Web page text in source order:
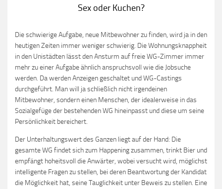
Sex oder Kuchen?
Die schwierige Aufgabe, neue Mitbewohner zu finden, wird ja in den
heutigen Zeiten immer weniger schwierig. Die Wohnungsknappheit
in den Unistädten lässt den Ansturm auf freie WG-Zimmer immer
mehr zu einer Aufgabe ähnlich anspruchsvoll wie die Jobsuche
werden. Da werden Anzeigen geschaltet und WG-Castings
durchgeführt. Man will ja schließlich nicht irgendeinen
Mitbewohner, sondern einen Menschen, der idealerweise in das
Sozialgefüge der bestehenden WG hineinpasst und diese um seine
Persönlichkeit bereichert.
Der Unterhaltungswert des Ganzen liegt auf der Hand: Die
gesamte WG findet sich zum Happening zusammen, trinkt Bier und
empfängt hoheitsvoll die Anwärter, wobei versucht wird, möglichst
intelligente Fragen zu stellen, bei deren Beantwortung der Kandidat
die Möglichkeit hat, seine Tauglichkeit unter Beweis zu stellen. Eine